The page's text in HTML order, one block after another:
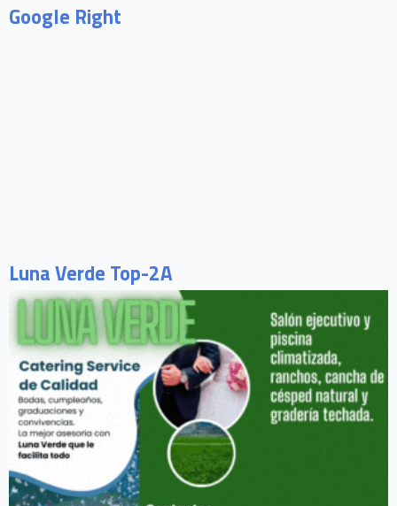
Google Right
Luna Verde Top-2A